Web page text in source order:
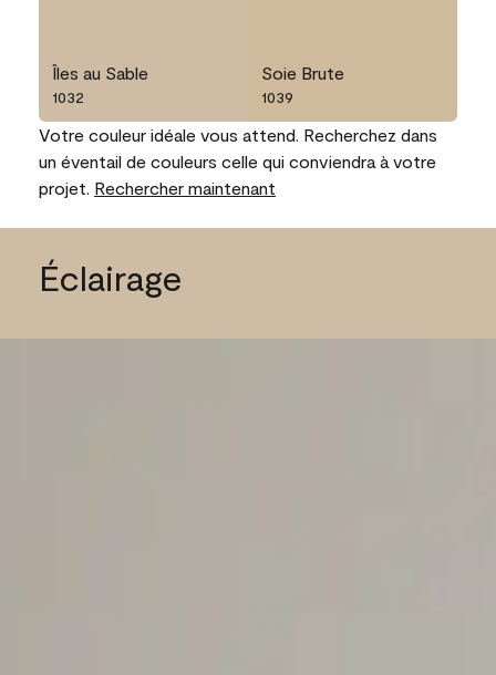
Îles au Sable
1032
Soie Brute
1039
Votre couleur idéale vous attend. Recherchez dans
un éventail de couleurs celle qui conviendra à votre
projet. Rechercher maintenant
Éclairage